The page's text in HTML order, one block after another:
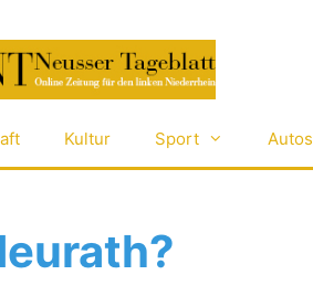
Kultur Sport Autos